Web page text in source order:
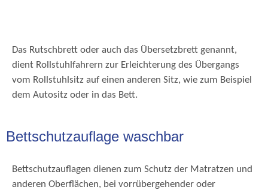
Das Rutschbrett oder auch das Übersetzbrett genannt,
dient Rollstuhlfahrern zur Erleichterung des Übergangs
vom Rollstuhlsitz auf einen anderen Sitz, wie zum Beispiel
dem Autositz oder in das Bett.
Bettschutzauflage waschbar
Bettschutzauflagen dienen zum Schutz der Matratzen und
anderen Oberflächen, bei vorrübergehender oder